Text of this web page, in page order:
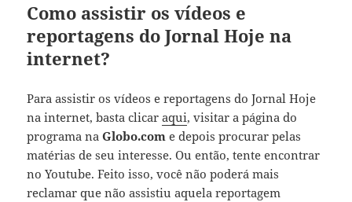
Como assistir os vídeos e
reportagens do Jornal Hoje na
internet?
Para assistir os vídeos e reportagens do Jornal Hoje
na internet, basta clicaraqui, visitar a página do
programa naGlobo.com e depois procurar pelas
matérias de seu interesse. Ou então, tente encontrar
no Youtube. Feito isso, você não poderá mais
reclamar que não assistiu aquela reportagem